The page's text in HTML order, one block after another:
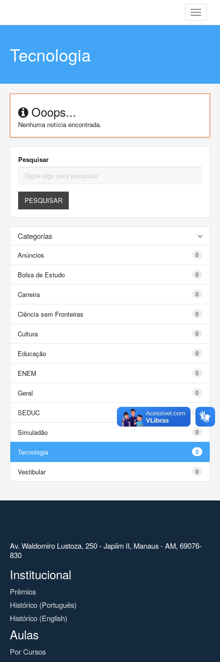
Toggle
Tecnologia
Ooops...
Nenhuma notícia encontrada.
Pesquisar
PESQUISAR
Categorias
0
Anúncios
0
Bolsa de Estudo
0
Carreira
0
Ciência sem Fronteiras
0
Cultura
0
Educação
0
ENEM
0
Geral
0
SEDUC
0
Simuladão
0
Tecnologia
0
Vestibular
Av. Waldomiro Lustoza, 250 - Japiim II, Manaus - AM, 69076-
830
Institucional
Prêmios
Histórico (Português)
Histórico (English)
Aulas
Por Cursos